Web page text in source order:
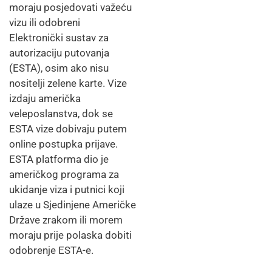
moraju posjedovati važeću
vizu ili odobreni
Elektronički sustav za
autorizaciju putovanja
(ESTA), osim ako nisu
nositelji zelene karte. Vize
izdaju američka
veleposlanstva, dok se
ESTA vize dobivaju putem
online postupka prijave.
ESTA platforma dio je
američkog programa za
ukidanje viza i putnici koji
ulaze u Sjedinjene Američke
Države zrakom ili morem
moraju prije polaska dobiti
odobrenje ESTA-e.